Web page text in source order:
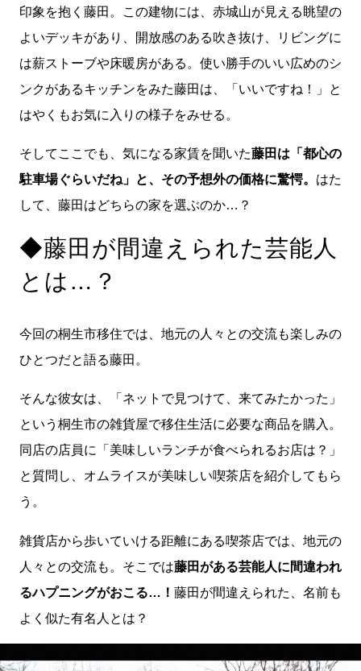
印象を抱く藤田。この建物には、赤城山が見える眺望の
よいデッキがあり、開放感のある吹き抜け、リビングに
は薪ストーブや床暖房がある。使い勝手のいい広めのシ
ンクがあるキッチンをみた藤田は、「いいですね！」と
はやくもお気に入りの様子をみせる。
そしてここでも、気になる家賃を聞いた藤田は「都心の
駐車場ぐらいだね」と、その予想外の価格に驚愕。 はた
して、藤田はどちらの家を選ぶのか…？
◆藤田が間違えられた芸能人
とは…？
今回の桐生市移住では、地元の人々との交流も楽しみの
ひとつだと語る藤田。
そんな彼女は、「ネットで見つけて、来てみたかった」
という桐生市の雑貨屋で移住生活に必要な商品を購入。
同店の店員に「美味しいランチが食べられるお店は？」
と質問し、オムライスが美味しい喫茶店を紹介してもら
う。
雑貨店から歩いていける距離にある喫茶店では、地元の
人々との交流も。そこでは藤田がある芸能人に間違われ
るハプニングがおこる…！ 藤田が間違えられた、名前も
よく似た有名人とは？